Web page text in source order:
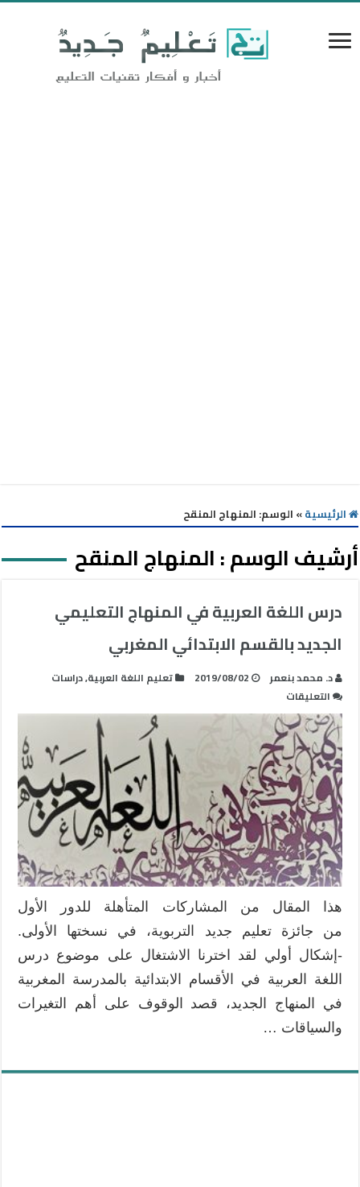
الرئيسية» الوسم: المنهاج المنقح
أرشيف الوسم :المنهاج المنقح
درس اللغة العربية في المنهاج التعليمي
الجديد بالقسم الابتدائي المغربي
د. محمد بنعمر 2019/08/02 تعليم اللغة العربية,دراسات
التعليقات
درس
اللغة
العربية
في
المنهاج
التعليمي
الجديد
بالقسم
الابتدائي
المغربي
مغلقة
هذا المقال من المشاركات المتأهلة للدور الأول
من جائزة تعليم جديد التربوية، في نسختها الأولى.
-إشكال أولي لقد اخترنا الاشتغال على موضوع درس
اللغة العربية في الأقسام الابتدائية بالمدرسة المغربية
في المنهاج الجديد، قصد الوقوف على أهم التغيرات
والسياقات …